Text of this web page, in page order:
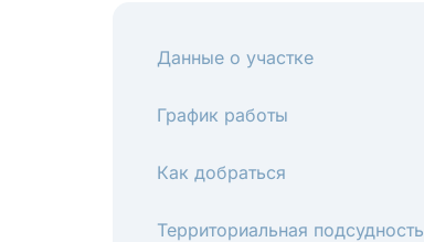
Данные о участке
График работы
Как добраться
Территориальная подсудность